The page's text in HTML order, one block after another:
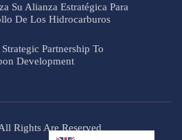
Su Alianza Estratégica Para
De Los Hidrocarburos
Partnership To
Development
Rights Are Reserved